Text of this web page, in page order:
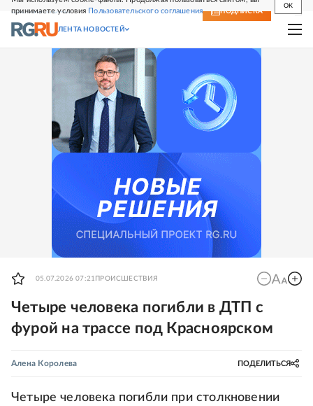
принимаете условия Пользовательского соглашения
OK
СВЕЖИЙ НОМЕР ПОДПИСКА
ЛЕНТА НОВОСТЕЙ
05.07.2026 07:21 ПРОИСШЕСТВИЯ
Четыре человека погибли в ДТП с
фурой на трассе под Красноярском
Алена Королева ПОДЕЛИТЬСЯ
Четыре человека погибли при столкновении